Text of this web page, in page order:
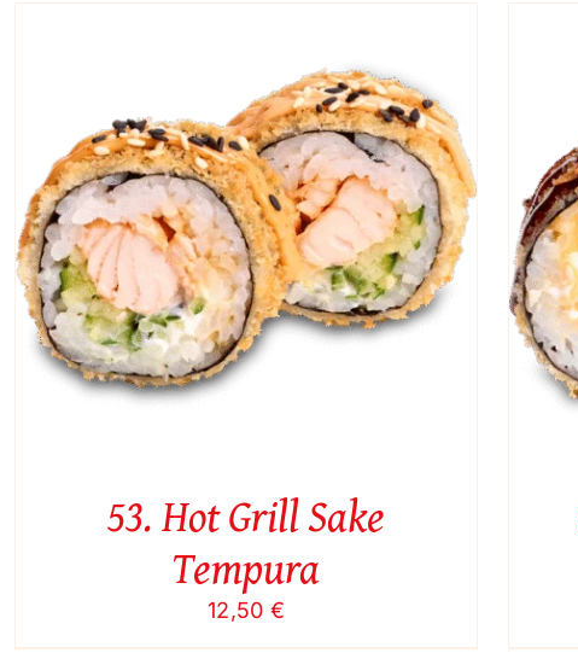
53. Hot Grill Sake
Tempura
12,50 €
Į KREPŠELĮ / QUICK VIEW